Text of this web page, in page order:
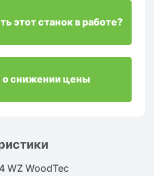
WZ WoodTec
этот станок в работе?
о снижении цены